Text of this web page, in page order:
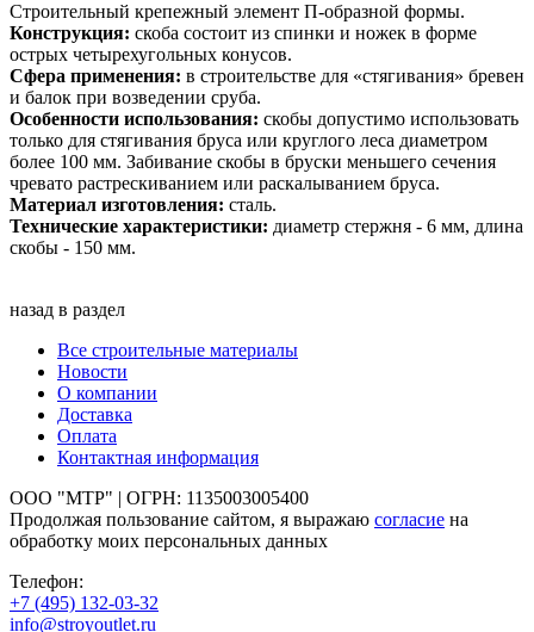
Строительный крепежный элемент П-образной формы.
Конструкция: скоба состоит из спинки и ножек в форме
острых четырехугольных конусов.
Сфера применения: в строительстве для «стягивания» бревен
и балок при возведении сруба.
Особенности использования: скобы допустимо использовать
только для стягивания бруса или круглого леса диаметром
более 100 мм. Забивание скобы в бруски меньшего сечения
чревато растрескиванием или раскалыванием бруса.
Материал изготовления: сталь.
Технические характеристики: диаметр стержня - 6 мм, длина
скобы - 150 мм.
назад в раздел
Все строительные материалы
Новости
О компании
Доставка
Оплата
Контактная информация
ООО "МТР" | ОГРН: 1135003005400
Продолжая пользование сайтом, я выражаю согласие на
обработку моих персональных данных
Телефон:
+7 (495) 132-03-32
info@stroyoutlet.ru